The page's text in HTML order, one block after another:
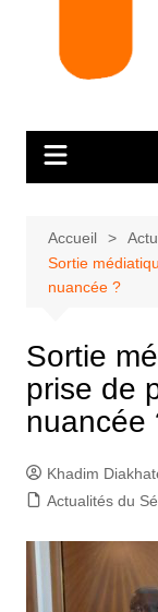
Accueil
Sortie
nuancée ?
Sortie
prise de
nuancée
Khadim
Actualités du